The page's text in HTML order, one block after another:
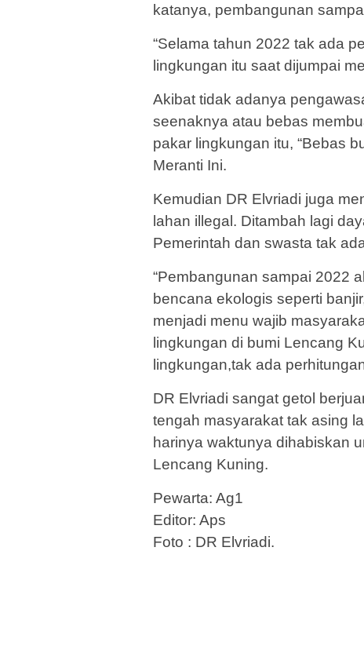
katanya, pembangunan
“Selama tahun 2022 tak ada
lingkungan itu saat dijumpai
Akibat tidak adanya
seenaknya atau bebas
pakar lingkungan itu, “Bebas
Meranti Ini.
Kemudian DR Elvriadi juga
lahan illegal. Ditambah lagi
Pemerintah dan swasta tak
“Pembangunan sampai 2022
bencana ekologis seperti
menjadi menu wajib
lingkungan di bumi Lencang
lingkungan,tak ada
DR Elvriadi sangat getol
tengah masyarakat tak asing
harinya waktunya dihabiskan
Lencang Kuning.
Pewarta: Ag1
Editor: Aps
Foto : DR Elvriadi.